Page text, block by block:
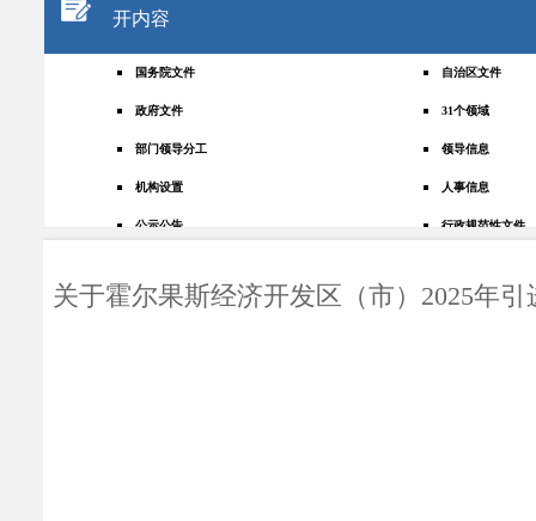
开内容
国务院文件 自治区文件
政府文件 31个领域
部门领导分工 领导信息
机构设置 人事信息
公示公告 行政规范性文件
权责清单 财政预决算
关于霍尔果斯经济开发区（市）2025年